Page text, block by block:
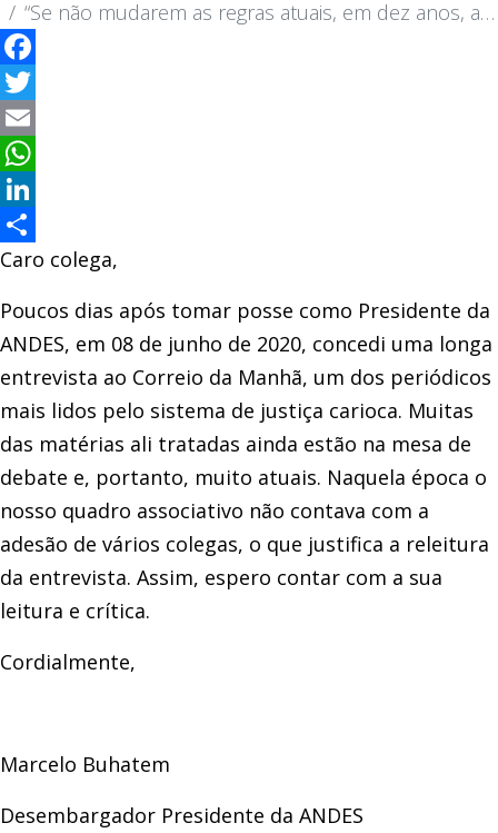
“Se não mudarem as regras atuais, em dez anos, a justiça brasileira explode”
Facebook
Twitter
Email
WhatsApp
LinkedIn
Compartilhar
Caro colega,
Poucos dias após tomar posse como Presidente da
ANDES, em 08 de junho de 2020, concedi uma longa
entrevista ao Correio da Manhã, um dos periódicos
mais lidos pelo sistema de justiça carioca. Muitas
das matérias ali tratadas ainda estão na mesa de
debate e, portanto, muito atuais. Naquela época o
nosso quadro associativo não contava com a
adesão de vários colegas, o que justifica a releitura
da entrevista. Assim, espero contar com a sua
leitura e crítica.
Cordialmente,
Marcelo Buhatem
Desembargador Presidente da ANDES